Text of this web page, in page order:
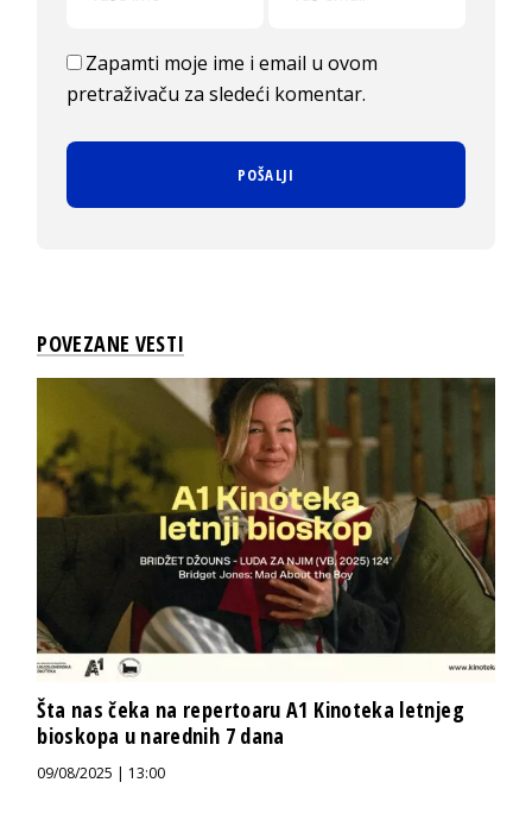
Zapamti moje ime i email u ovom
pretraživaču za sledeći komentar.
POVEZANE VESTI
Šta nas čeka na repertoaru A1 Kinoteka letnjeg
bioskopa u narednih 7 dana
09/08/2025 | 13:00